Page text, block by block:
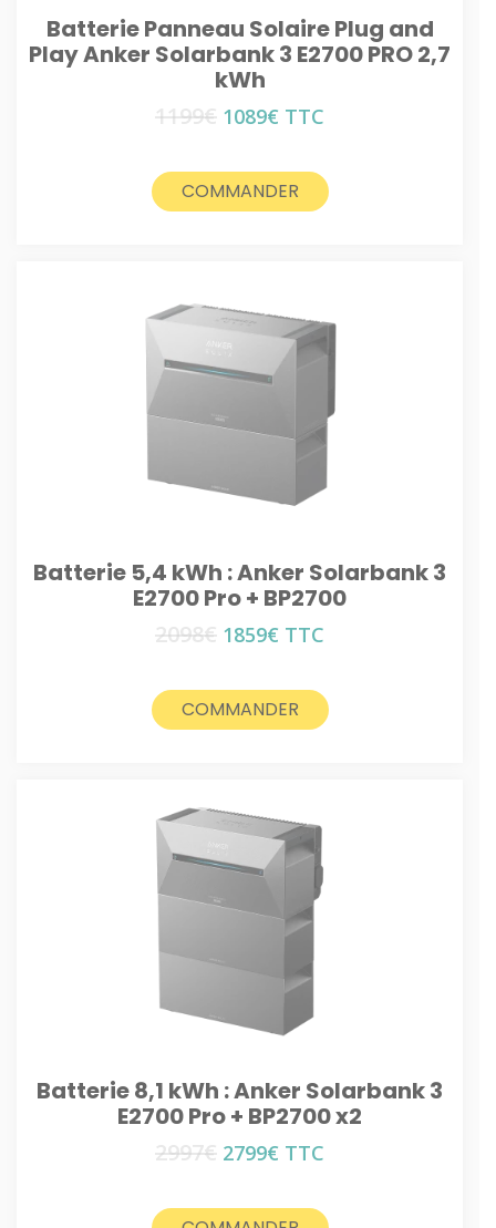
Batterie Panneau Solaire Plug and
Play Anker Solarbank 3 E2700 PRO 2,7
kWh
1199€ Le
était :
1199€.
1089€ Le
est :
1089€.
TTC
COMMANDER
Batterie 5,4 kWh : Anker Solarbank 3
E2700 Pro + BP2700
2098€ Le
était :
2098€.
1859€ Le
est :
1859€.
TTC
COMMANDER
Batterie 8,1 kWh : Anker Solarbank 3
E2700 Pro + BP2700 x2
2997€ Le
2799€ Le
TTC